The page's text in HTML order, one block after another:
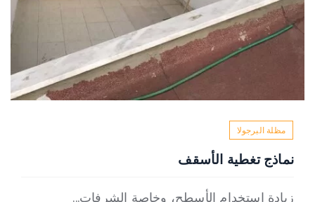
مظلة البرجولا
نماذج تغطية الأسقف
زيادة استخدام الأسطح، وخاصة الشرفات...